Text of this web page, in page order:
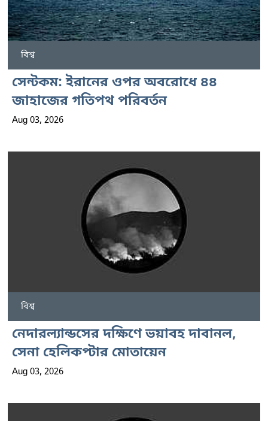
বিশ্ব
সেন্টকম: ইরানের ওপর অবরোধে ৪৪
জাহাজের গতিপথ পরিবর্তন
Aug 03, 2026
বিশ্ব
নেদারল্যান্ডসের দক্ষিণে ভয়াবহ দাবানল,
সেনা হেলিকপ্টার মোতায়েন
Aug 03, 2026